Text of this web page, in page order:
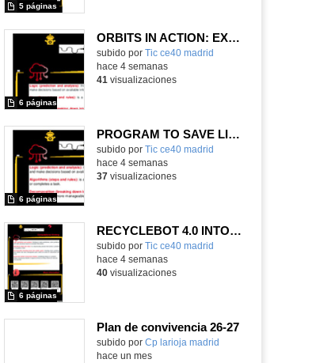
5 páginas
ORBITS IN ACTION: EXPLORATION OF THE SOLAR SYSTEM.
subido por Tic ce40 madrid
6 páginas
hace 4 semanas
41 visualizaciones
PROGRAM TO SAVE LIVES
subido por Tic ce40 madrid
6 páginas
hace 4 semanas
37visualizaciones
RECYCLEBOT 4.0 INTO ACTION
subido por Tic ce40 madrid
6 páginas
hace 4 semanas
40visualizaciones
Plan de convivencia 26-27
Contenido educativo.
subido por Cp larioja madrid
hace un mes